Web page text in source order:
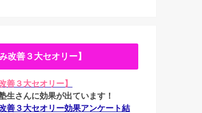
改善３大セオリー】
善３大セオリー】
生さんに効果が出ています！
善３大セオリー効果アンケート結